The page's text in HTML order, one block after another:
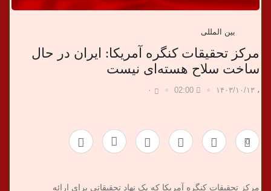
ی
بین المللی
مرکز تحقیقات کنگره آمریکا: ایران در حال
ساخت سلاح هسته‌ای نیست
، ۱۴۰۳/۱۰/۱۳ 02:00 ۰
0
مرکز تحقیقات کنگره آمریکا که یک نهاد تحقیقاتی برای ارائه